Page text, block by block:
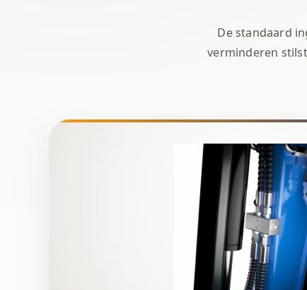
De standaard
verminderen